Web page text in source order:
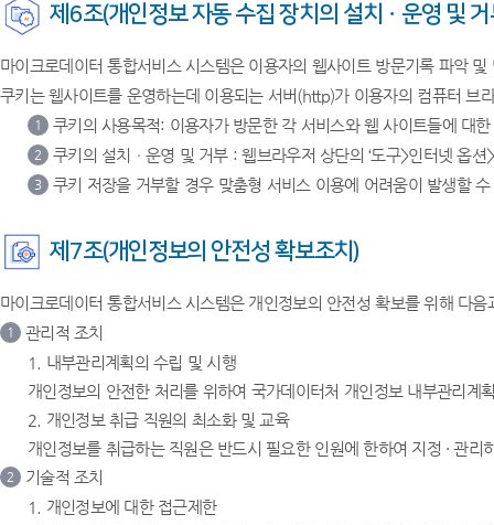
제6조(개인정보 자동 수집 장치의 설치ㆍ운영 및
마이크로데이터 통합서비스 시스템은 이용자의 웹사이트 방문기록 파악
쿠키는 웹사이트를 운영하는데 이용되는 서버(http)가 이용자의 컴퓨터 브
1 쿠키의 사용목적: 이용자가 방문한 각 서비스와 웹 사이트들에 대
2 쿠키의 설치ㆍ운영 및 거부 : 웹브라우저 상단의 ‘도구>인터넷 옵
3 쿠키 저장을 거부할 경우 맞춤형 서비스 이용에 어려움이 발생할
제7조(개인정보의 안전성 확보조치)
마이크로데이터 통합서비스 시스템은 개인정보의 안전성 확보를 위해 다
1
관리적 조치
1. 내부관리계획의 수립 및 시행
개인정보의 안전한 처리를 위하여 국가데이터처 개인정보 내부관리
2. 개인정보 취급 직원의 최소화 및 교육
개인정보를 취급하는 직원은 반드시 필요한 인원에 한하여 지정 · 관
2
기술적 조치
1. 개인정보에 대한 접근제한